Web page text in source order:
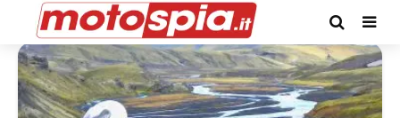
Tag -BMW F 800 GS